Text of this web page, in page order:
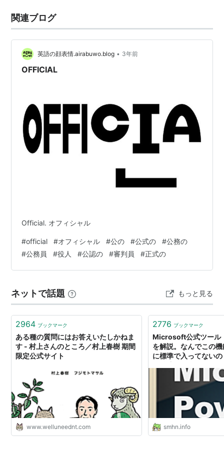
関連ブログ
英語の顔表情.airabuwo.blog • 3年前
OFFICIAL
Official. オフィシャル
#official #オフィシャル #公の #公式の #公務の
#公務員 #役人 #公認の #審判員 #正式の
ネットで話題 もっと見る
2964 ブックマーク
ある種の質問にはお答えいたしかねま
す - 村上さんのところ／村上春樹 期間
限定公式サイト
www.welluneednt.com
2776 ブックマーク
Microsoft公式ツー
を解説。なんでこの
に標準で入ってない
smhn.info